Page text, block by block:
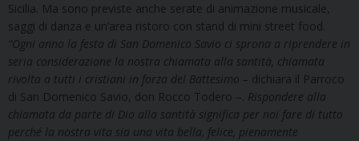
Sicilia. Ma sono previste anche serate di animazione musicale,
saggi di danza e un’area ristoro con stand di mini street food.
“Ogni anno la festa di San Domenico Savio ci sprona a riprendere in
seria considerazione la nostra chiamata alla santità, chiamata
rivolta a tutti i cristiani in forza del Battesimo – dichiara il Parroco
di San Domenico Savio, don Rocco Todero –. Rispondere alla
chiamata da parte di Dio alla santità significa per noi fare di tutto
perché la nostra vita sia una vita bella, felice, pienamente